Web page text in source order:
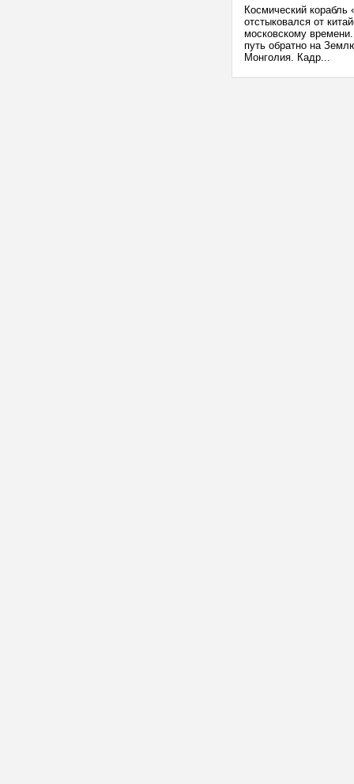
Космический
отстыковался от
московскому
путь обратно на
Монголия. Кадр...